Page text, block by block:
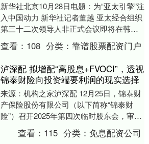
新华社北京10月28日电题：为“亚太引擎”注
入中国动力 新华社记者董越 亚太经合组织
第三十二次领导人非正式会议即将在韩国
庆州举行。在全球经济增长乏力、保护主
义逆....
查看： 108 分类：靠谱股票配资门户
泸深配 拟增配“高股息+FVOCI”，透视
锦泰财险向投资端要利润的现实选择
来源：机构之家泸深配 12月25日，锦泰财
产保险股份有限公司（以下简称“锦泰财
险”）召开2025年第四次临时股东会，审议
通过了一份关键议案：调整公司高分红股
票的....查看： 115 分类：免息配资公司